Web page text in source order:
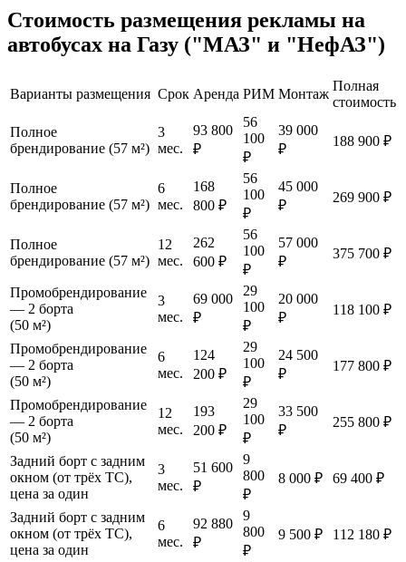
Стоимость размещения рекламы на
автобусах на Газу ("МАЗ" и "НефАЗ")
Варианты размещения Срок Аренда РИМ Монтаж
Полная
стоимость
Полное
брендирование (57 м²)
3
мес.
93 800
₽
56
100
₽
39 000
₽
188 900 ₽
Полное
брендирование (57 м²)
6
мес.
168
800 ₽
56
100
₽
45 000
₽
269 900 ₽
Полное
брендирование (57 м²)
12
мес.
262
600 ₽
56
100
₽
57 000
₽
375 700 ₽
Промобрендирование
— 2 борта
(50 м²)
3
мес.
69 000
₽
29
100
₽
20 000
₽
118 100 ₽
Промобрендирование
— 2 борта
(50 м²)
6
мес.
124
200 ₽
29
100
₽
24 500
₽
177 800 ₽
Промобрендирование
— 2 борта
(50 м²)
12
мес.
193
200 ₽
29
100
₽
33 500
₽
255 800 ₽
Задний борт с задним
окном (от трёх ТС),
цена за один
3
мес.
51 600
₽
9
800
₽
8 000 ₽ 69 400 ₽
Задний борт с задним
окном (от трёх ТС),
цена за один
6
мес.
92 880
₽
9
800
₽
9 500 ₽ 112 180 ₽